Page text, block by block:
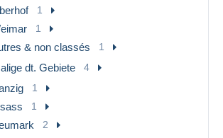
1
1
& non classés 1
dt. Gebiete 4
1
1
2